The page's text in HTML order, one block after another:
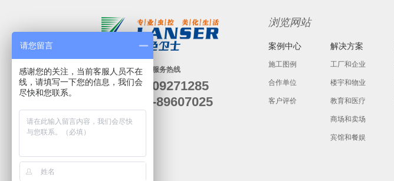
24小时服务热线
19909271285
029-89607025
浏览网站
案例中心
施工图例
合作单位
客户评价
解决方案
工厂和企业
楼宇和物业
教育和医疗
商场和卖场
宾馆和餐娱
请您留言
感谢您的关注，当前客服人员不在
线，请填写一下您的信息，我们会
尽快和您联系。